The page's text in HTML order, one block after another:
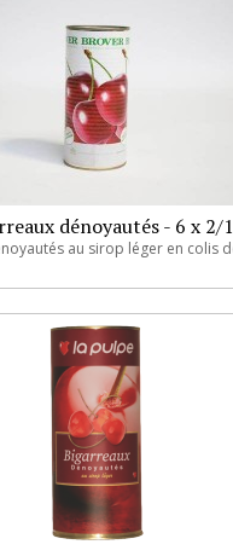
dénoyautés - 6 x 2/1